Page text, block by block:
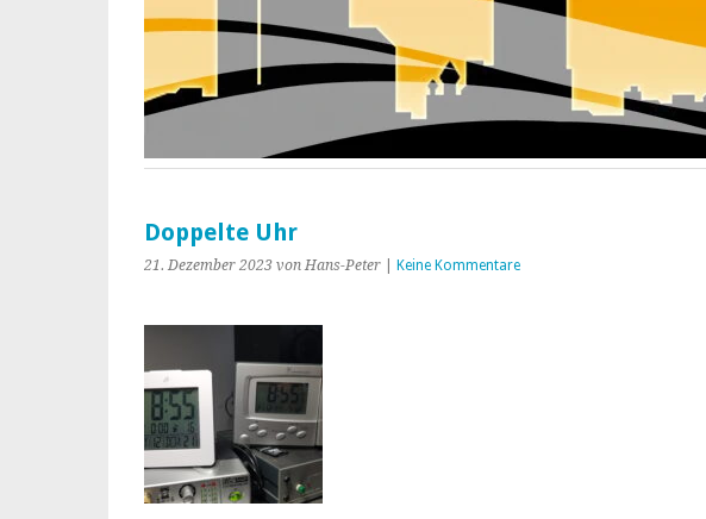
Doppelte Uhr
21. Dezember 2023 von Hans-Peter Keine Kommentare